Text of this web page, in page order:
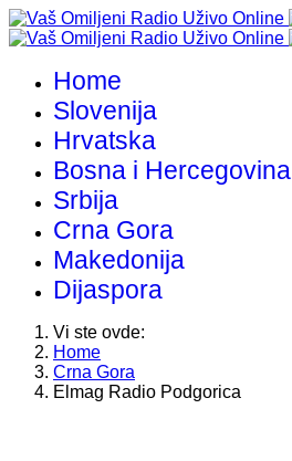
Home
Slovenija
Hrvatska
Bosna i Hercegovina
Srbija
Crna Gora
Makedonija
Dijaspora
Vi ste ovde:
Home
Crna Gora
Elmag Radio Podgorica